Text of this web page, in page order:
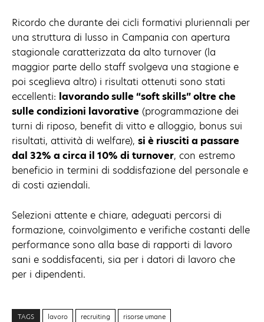
Ricordo che durante dei cicli formativi pluriennali per
una struttura di lusso in Campania con apertura
stagionale caratterizzata da alto turnover (la
maggior parte dello staff svolgeva una stagione e
poi sceglieva altro) i risultati ottenuti sono stati
eccellenti: lavorando sulle “soft skills” oltre che
sulle condizioni lavorative (programmazione dei
turni di riposo, benefit di vitto e alloggio, bonus sui
risultati, attività di welfare), si è riusciti a passare
dal 32% a circa il 10% di turnover, con estremo
beneficio in termini di soddisfazione del personale e
di costi aziendali.
Selezioni attente e chiare, adeguati percorsi di
formazione, coinvolgimento e verifiche costanti delle
performance sono alla base di rapporti di lavoro
sani e soddisfacenti, sia per i datori di lavoro che
per i dipendenti.
TAGS lavoro recruiting risorse umane